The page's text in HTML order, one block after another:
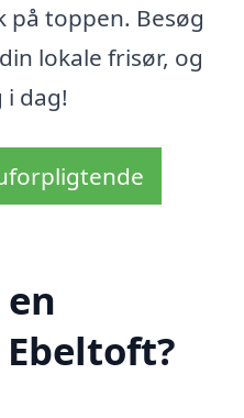
toppen. Besøg
lokale frisør, og
dag!